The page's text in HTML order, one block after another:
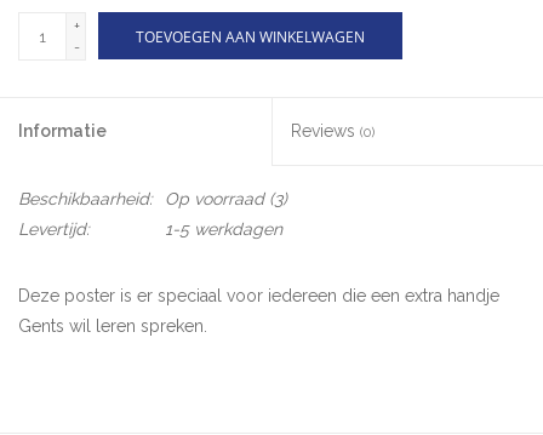
+
-
TOEVOEGEN AAN WINKELWAGEN
Informatie Reviews (0)
Beschikbaarheid: Op voorraad(3)
Levertijd:
1-5 werkdagen
Deze poster is er speciaal voor iedereen die een extra handje
Gents wil leren spreken.